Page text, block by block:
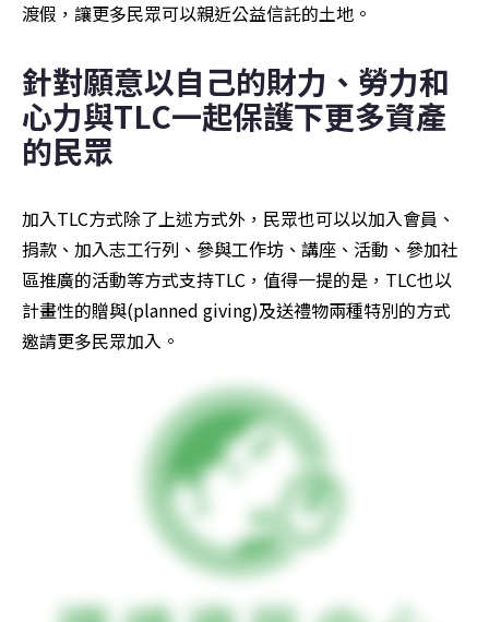
渡假，讓更多民眾可以親近公益信託的土地。
針對願意以自己的財力、勞力和
心力與TLC一起保護下更多資產
的民眾
加入TLC方式除了上述方式外，民眾也可以以加入會員、
捐款、加入志工行列、參與工作坊、講座、活動、參加社
區推廣的活動等方式支持TLC，值得一提的是，TLC也以
計畫性的贈與(planned giving)及送禮物兩種特別的方式
邀請更多民眾加入。